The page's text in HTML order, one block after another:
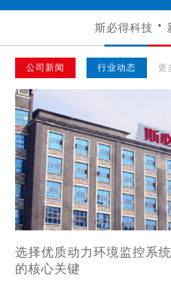
斯必得科技
公司新闻 行业动态 更
选择优质动力环境监控系
的核心关键